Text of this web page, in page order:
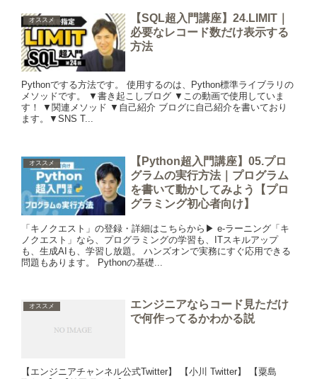
オススメ
【SQL超入門講座】24.LIMIT｜
必要なレコード数だけ表示する
方法
Pythonでする方法です。 使用するのは、Python標準ライブラリの
メソッドです。 ▼書き起こしブログ ▼この動画で使用していま
す！ ▼関連メソッド ▼自己紹介 ブログに自己紹介を書いており
ます。 ​ ▼SNS T...
オススメ
【Python超入門講座】05.プロ
グラムの実行方法｜プログラム
を書いて動かしてみよう【プロ
グラミング初心者向け】
「キノクエスト」の登録・詳細はこちらから▶︎ e-ラーニング「キ
ノクエスト」なら、プログラミングの学習も、ITスキルアップ
も、生成AIも、学習し放題。 ハンズオンで実務にすぐ応用できる
問題もあります。 Pythonの基礎...
オススメ
エンジニアならコード見ただけ
で何作ってるかわかる説
【エンジニアチャンネル公式Twitter】 【小川 Twitter】 【粟島